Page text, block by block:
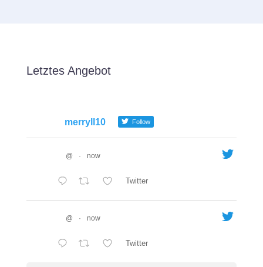
Letztes Angebot
merryll10 Follow
@ · now
Twitter
@ · now
Twitter